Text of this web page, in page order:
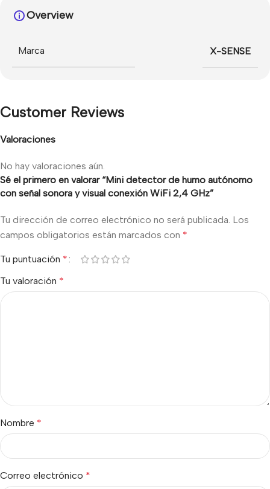
Overview
Marca X-SENSE
Customer Reviews
Valoraciones
No hay valoraciones aún.
Sé el primero en valorar “Mini detector de humo autónomo
con señal sonora y visual conexión WiFi 2,4 GHz”
Tu dirección de correo electrónico no será publicada. Los
campos obligatorios están marcados con *
Tu puntuación *
Tu valoración *
Nombre *
Correo electrónico *